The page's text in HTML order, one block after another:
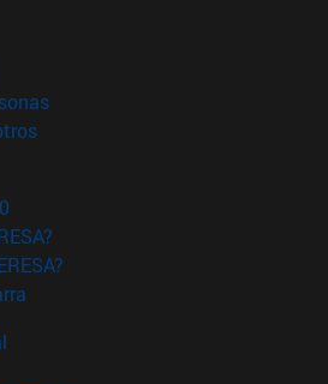
nueva ventana)
(abre en nueva ventana)
(abre en nueva ventana)